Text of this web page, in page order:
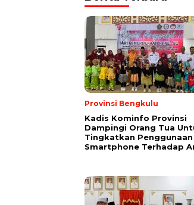
Provinsi Bengkulu
Kadis Kominfo Provinsi
Dampingi Orang Tua
Tingkatkan Penggunaan
Smartphone Terhadap